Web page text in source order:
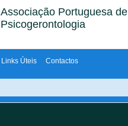
Associação Portuguesa de
Psicogerontologia
Links Úteis Contactos